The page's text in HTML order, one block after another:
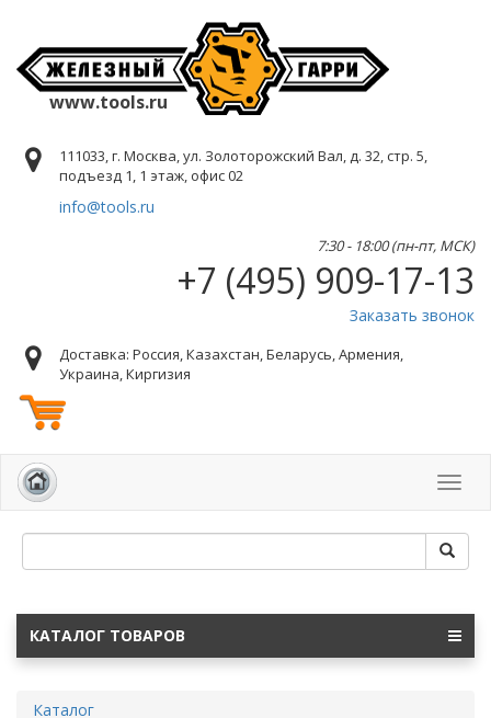
www.tools.ru
111033, г. Москва, ул. Золоторожский Вал, д. 32, стр. 5,
подъезд 1, 1 этаж, офис 02
info@tools.ru
7:30 - 18:00 (пн-пт, МСК)
+7 (495) 909-17-13
Заказать звонок
Доставка: Россия, Казахстан, Беларусь, Армения,
Украина, Киргизия
КАТАЛОГ ТОВАРОВ
Каталог